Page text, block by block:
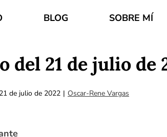
BLOG SOBRE MÍ
del 21 de julio de
21 de julio de 2022 | Oscar-Rene Vargas